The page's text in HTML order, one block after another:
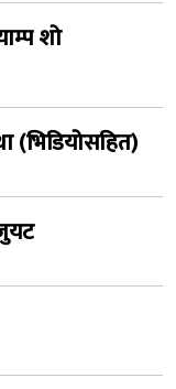
शो
(भिडियोसहित)